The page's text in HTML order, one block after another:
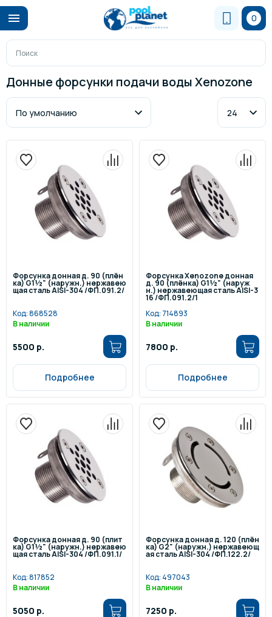
0
Донные форсунки подачи воды Xenozone
Форсунка донная д. 90 (плён
ка) G1½" (наружн.) нержавею
щая сталь AISI-304 /ФП.091.2/
Код:868528
В наличии
5500 р.
Подробнее
Форсунка Xenozone донная
д. 90 (плёнка) G1½" (наруж
н.) нержавеющая сталь AISI-3
16 /ФП.091.2/1
Код: 714893
В наличии
7800 р.
Подробнее
Форсунка донная д. 90 (плит
ка) G1½" (наружн.) нержавею
щая сталь AISI-304 /ФП.091.1/
Код:817852
В наличии
5050 р.
Форсунка донная д. 120 (плён
ка) G2" (наружн.) нержавеющ
ая сталь AISI-304 /ФП.122.2/
Код: 497043
В наличии
7250 р.